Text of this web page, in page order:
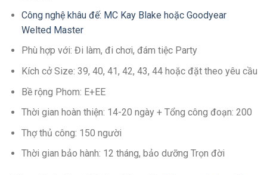
Công nghệ khâu đế: MC Kay Blake hoặc Goodyear
Welted Master
Phù hợp với: Đi làm, đi chơi, đám tiệc Party
Kích cở Size: 39, 40, 41, 42, 43, 44 hoặc đặt theo yêu cầu
Bề rộng Phom: E+EE
Thời gian hoàn thiện: 14-20 ngày + Tổng công đoạn: 200
Thợ thủ công: 150 người
Thời gian bảo hành: 12 tháng, bảo dưỡng Trọn đời